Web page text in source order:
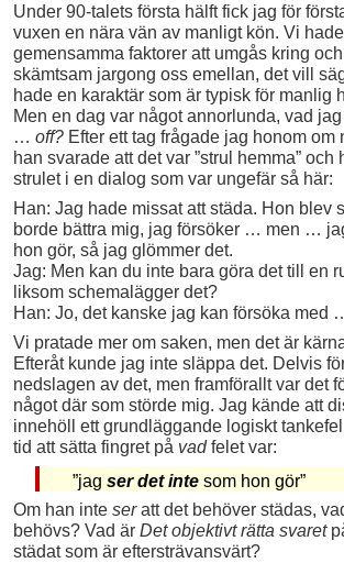
Under 90-talets första hälft fick jag för
vuxen en nära vän av manligt kön. Vi
gemensamma faktorer att umgås kring
skämtsam jargong oss emellan, det vill
hade en karaktär som är typisk för manlig
Men en dag var något annorlunda, vad
… off? Efter ett tag frågade jag honom om
han svarade att det var ”strul hemma” och
strulet i en dialog som var ungefär så här:
Han: Jag hade missat att städa. Hon blev
borde bättra mig, jag försöker … men …
hon gör, så jag glömmer det.
Jag: Men kan du inte bara göra det till en
liksom schemalägger det?
Han: Jo, det kanske jag kan försöka med
Vi pratade mer om saken, men det är
Efteråt kunde jag inte släppa det. Delvis
nedslagen av det, men framförallt var det
något där som störde mig. Jag kände att
innehöll ett grundläggande logiskt
tid att sätta fingret på vadfelet var:
”jag ser det intesom hon gör”
Om han inte seratt det behöver städas,
behövs? Vad är Det objektivt rätta svaret
städat som är eftersträvansvärt?